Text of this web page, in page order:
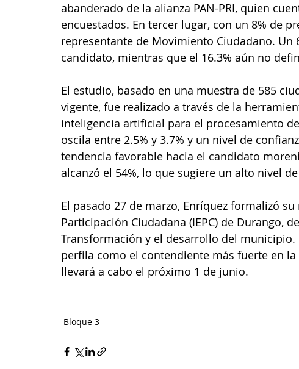
abanderado de la alianza PAN-PRI, quien
encuestados. En tercer lugar, con un 8% de
representante de Movimiento Ciudadano.
candidato, mientras que el 16.3% aún no
El estudio, basado en una muestra de 585
vigente, fue realizado a través de la
inteligencia artificial para el procesamiento
oscila entre 2.5% y 3.7% y un nivel de
tendencia favorable hacia el candidato
alcanzó el 54%, lo que sugiere un alto nivel
El pasado 27 de marzo, Enríquez formalizó
Participación Ciudadana (IEPC) de Durango,
Transformación y el desarrollo del
perfila como el contendiente más fuerte en
llevará a cabo el próximo 1 de junio.
Bloque 3